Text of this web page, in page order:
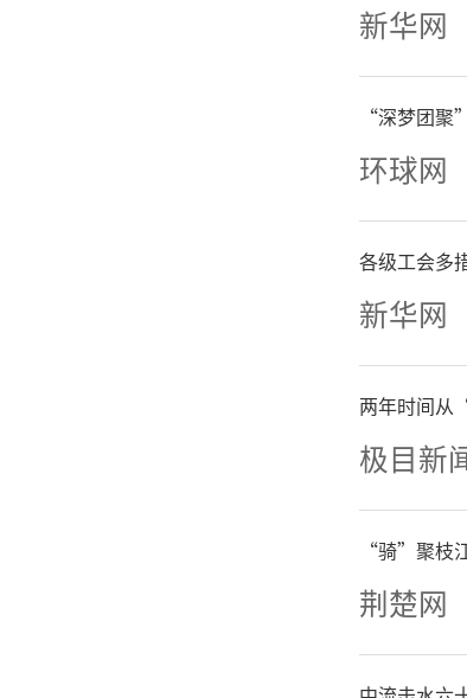
本次
接送
专属
点，
环接
巡游
考”
有准
所有
新华网
“深梦团
环球网
各级工会多
新华网
两年时间
极目新
“骑”聚枝
荆楚网